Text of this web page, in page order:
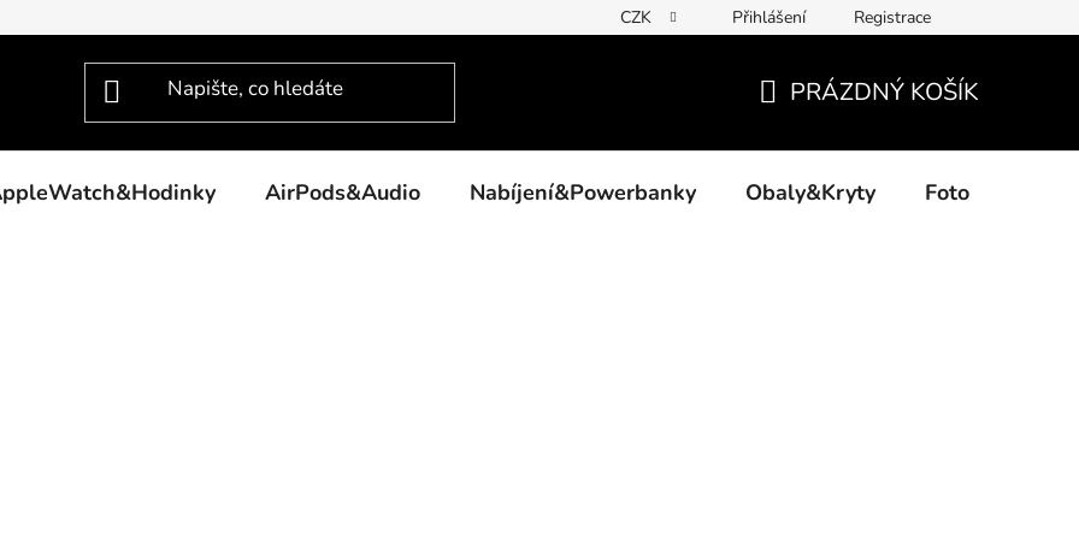
CZK Přihlášení Registrace
KOŠÍK
PRÁZDNÝ KOŠÍK
AirPods&Audio Nabíjení&Powerbanky Obaly&Kryty Foto